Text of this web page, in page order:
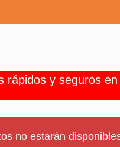
rápidos y seguros
no estarán